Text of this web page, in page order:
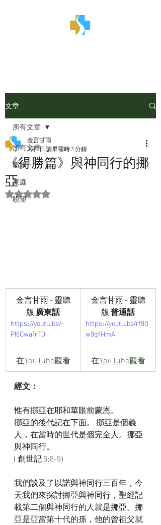
文章
所有文章
職場
家庭
盼望
所有文章
《得勝篇》與神同行的挪
亞
金言甘雨
3月2日 讀畢需時 3 分鐘
評等為 NaN（最高為 5 顆星）。
金言甘雨 - 靈聽
版 廣東話
https://youtu.be/-
Pl6Cwa1rT0
在YouTube觀看
金言甘雨 - 靈聽
版 普通話
https://youtu.be/rf9Q
w9qfHmA
在YouTube觀看
經文：
惟有挪亞在耶和華眼前蒙恩。
挪亞的後代記在下面。 挪亞是個義
人，在當時的世代是個完全人。挪亞
與神同行。
( 創世記 6:8-9)
我們談及了以諾與神同行三百年，今
天我們來探討挪亞與神同行，聖經記
載第二個與神同行的人就是挪亞。挪
亞是亞當第十代的孫，他的曾祖父就